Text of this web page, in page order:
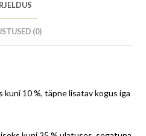
(0)
kuni 10 %, täpne lisatav kogus iga